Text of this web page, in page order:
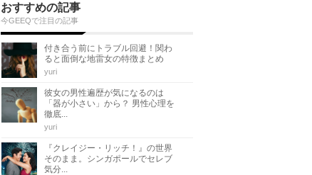
おすすめの記事
今GEEQで注目の記事
付き合う前にトラブル回避！関わ
ると面倒な地雷女の特徴まとめ
yuri
彼女の男性遍歴が気になるのは
「器が小さい」から？ 男性心理を
徹底...
yuri
『クレイジー・リッチ！』の世界
そのまま。シンガポールでセレブ
気分...